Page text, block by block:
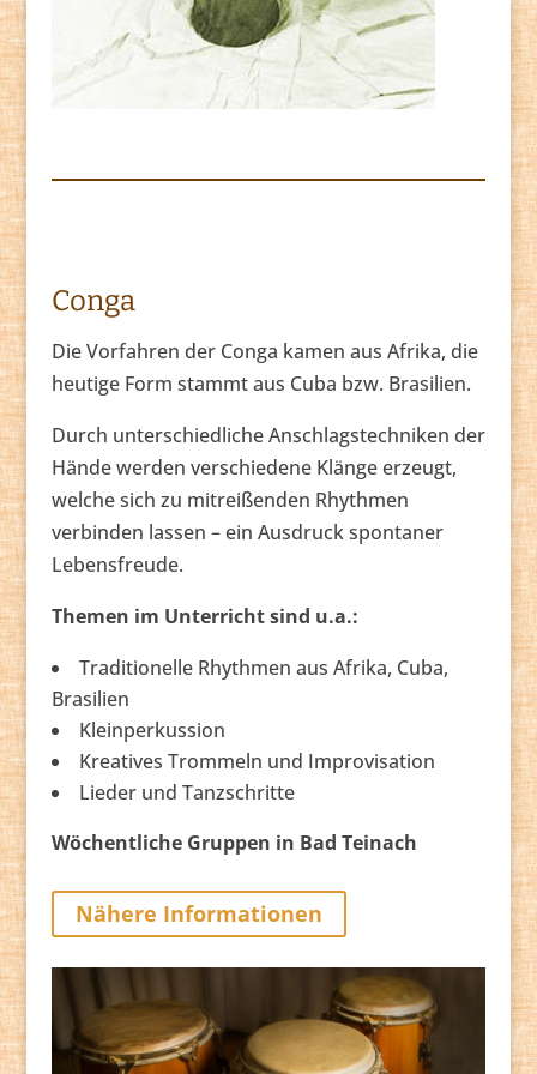
Conga
Die Vorfahren der Conga kamen aus Afrika, die
heutige Form stammt aus Cuba bzw. Brasilien.
Durch unterschiedliche Anschlagstechniken der
Hände werden verschiedene Klänge erzeugt,
welche sich zu mitreißenden Rhythmen
verbinden lassen – ein Ausdruck spontaner
Lebensfreude.
Themen im Unterricht sind u.a.:
Traditionelle Rhythmen aus Afrika, Cuba,
Brasilien
Kleinperkussion
Kreatives Trommeln und Improvisation
Lieder und Tanzschritte
Wöchentliche Gruppen in Bad Teinach
Nähere Informationen